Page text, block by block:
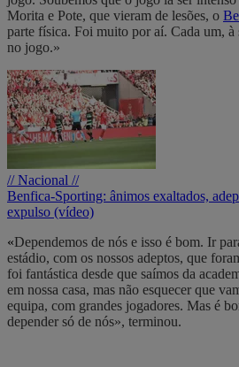
Morita e Pote, que vieram de lesões, o
parte física. Foi muito por aí. Cada um,
no jogo.»
// Nacional //
Benfica-Sporting: ânimos exaltados,
expulso (vídeo)
«Dependemos de nós e isso é bom. Ir
estádio, com os nossos adeptos, que
foi fantástica desde que saímos da
em nossa casa, mas não esquecer que
equipa, com grandes jogadores. Mas é
depender só de nós», terminou.